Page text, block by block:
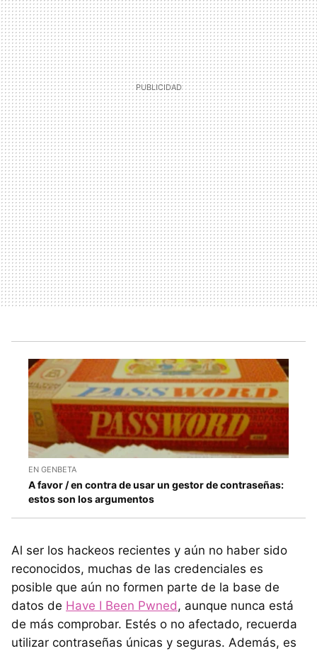
EN GENBETA
A favor / en contra de usar un gestor de contraseñas:
estos son los argumentos
Al ser los hackeos recientes y aún no haber sido
reconocidos, muchas de las credenciales es
posible que aún no formen parte de la base de
datos de Have I Been Pwned, aunque nunca está
de más comprobar. Estés o no afectado, recuerda
utilizar contraseñas únicas y seguras. Además, es